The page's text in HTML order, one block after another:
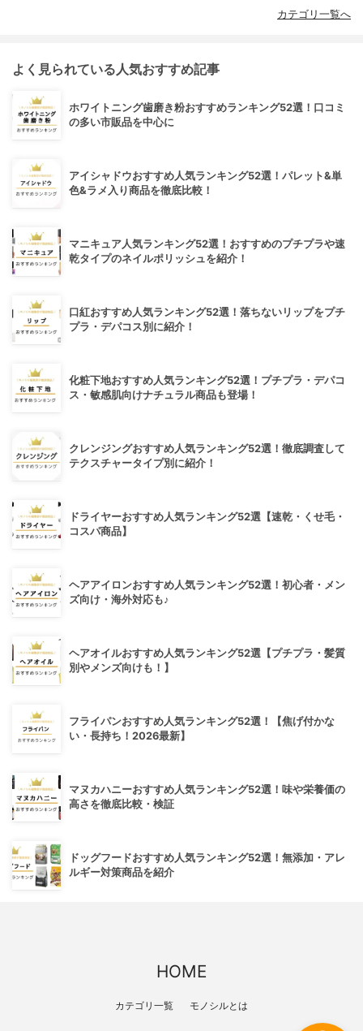
カテゴリ一覧へ
よく見られている人気おすすめ記事
ホワイトニング歯磨き粉おすすめランキング52選！口コミ
の多い市販品を中心に
アイシャドウおすすめ人気ランキング52選！パレット&単
色&ラメ入り商品を徹底比較！
マニキュア人気ランキング52選！おすすめのプチプラや速
乾タイプのネイルポリッシュを紹介！
口紅おすすめ人気ランキング52選！落ちないリップをプチ
プラ・デパコス別に紹介！
化粧下地おすすめ人気ランキング52選！プチプラ・デパコ
ス・敏感肌向けナチュラル商品も登場！
クレンジングおすすめ人気ランキング52選！徹底調査して
テクスチャータイプ別に紹介！
ドライヤーおすすめ人気ランキング52選【速乾・くせ毛・
コスパ商品】
ヘアアイロンおすすめ人気ランキング52選！初心者・メン
ズ向け・海外対応も♪
ヘアオイルおすすめ人気ランキング52選【プチプラ・髪質
別やメンズ向けも！】
フライパンおすすめ人気ランキング52選！【焦げ付かな
い・長持ち！2026最新】
マヌカハニーおすすめ人気ランキング52選！味や栄養価の
高さを徹底比較・検証
ドッグフードおすすめ人気ランキング52選！無添加・アレ
ルギー対策商品を紹介
HOME
カテゴリ一覧 モノシルとは